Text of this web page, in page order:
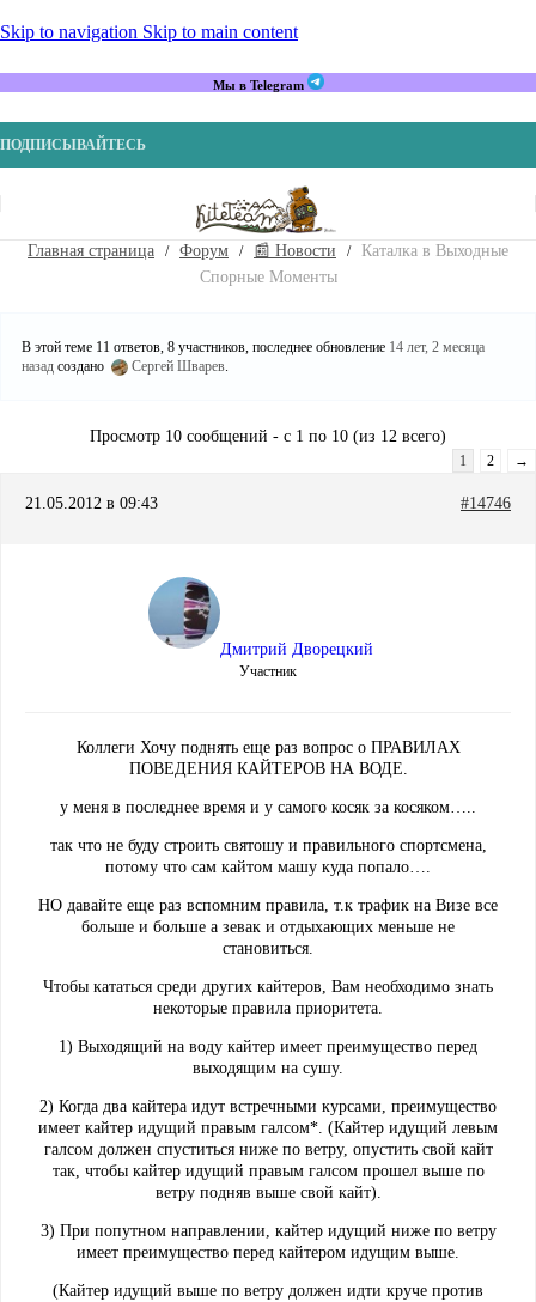
Skip to navigation Skip to main content
Мы в Telegram
ПОДПИСЫВАЙТЕСЬ
Главная страница Форум 📰 Новости
Каталка в Выходные
Спорные Моменты
В этой теме 11 ответов, 8 участников, последнее обновление 14 лет, 2 месяца
назад создано Сергей Шварев.
Просмотр 10 сообщений - с 1 по 10 (из 12 всего)
1 2 →
21.05.2012 в 09:43 #14746
Дмитрий Дворецкий
Участник
Коллеги Хочу поднять еще раз вопрос о ПРАВИЛАХ
ПОВЕДЕНИЯ КАЙТЕРОВ НА ВОДЕ.
у меня в последнее время и у самого косяк за косяком…..
так что не буду строить святошу и правильного спортсмена,
потому что сам кайтом машу куда попало….
НО давайте еще раз вспомним правила, т.к трафик на Визе все
больше и больше а зевак и отдыхающих меньше не
становиться.
Чтобы кататься среди других кайтеров, Вам необходимо знать
некоторые правила приоритета.
1) Выходящий на воду кайтер имеет преимущество перед
выходящим на сушу.
2) Когда два кайтера идут встречными курсами, преимущество
имеет кайтер идущий правым галсом*. (Кайтер идущий левым
галсом должен спуститься ниже по ветру, опустить свой кайт
так, чтобы кайтер идущий правым галсом прошел выше по
ветру подняв выше свой кайт).
3) При попутном направлении, кайтер идущий ниже по ветру
имеет преимущество перед кайтером идущим выше.
(Кайтер идущий выше по ветру должен идти круче против